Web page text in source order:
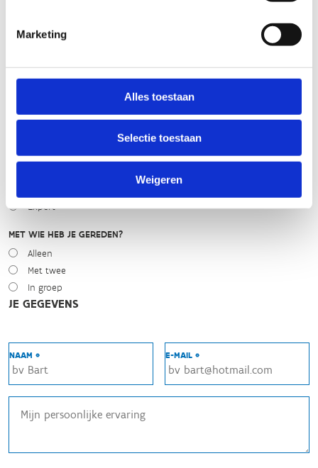
Marketing
Alles toestaan
Selectie toestaan
Weigeren
WEER
NIVEAU
Expert
MET WIE HEB JE GEREDEN?
Alleen
Met twee
In groep
JE GEGEVENS
NAAM * E-MAIL *